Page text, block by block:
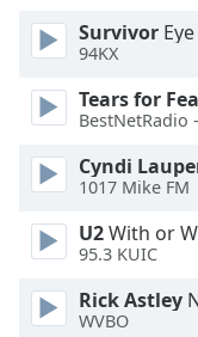
Area
Background
Color
Opacity
Font
Size
Text
Survivor
94KX
Tears for
BestNetRadio
Cyndi
1017 Mike FM
U2With or
95.3 KUIC
Rick Astley
WVBO